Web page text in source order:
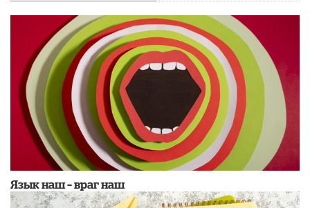
Язык наш – враг наш